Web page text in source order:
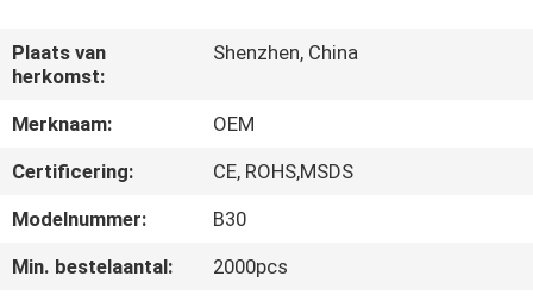
ONGEVEER
ONS
FABRIEKSREIS
KWALITEITSCONTROLE
Plaats van
herkomst:
Shenzhen, China
Merknaam:
OEM
Certificering:
CE, ROHS,MSDS
Modelnummer:
B30
Min. bestelaantal:
2000pcs